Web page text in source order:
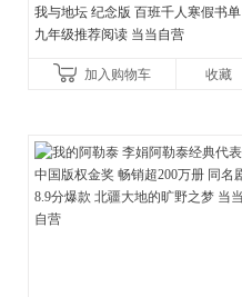
我与地坛 纪念版 百班千人寒假书单
九年级推荐阅读 当当自营
加入购物车 收藏